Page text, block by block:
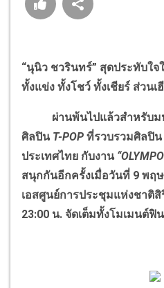
“นุนิว ชวรินทร์” สุดประทับใจ
ทั้งแข่ง ทั้งโชว์ ทั้งเชียร์ ส่วนเ
ผ่านพ้นไปแล้วสำหรับมห
ศิลปิน T-POP ที่รวบรวมศิลปิน
ประเทศไทย กับงาน
สนุกกันอีกครั้งเมื่อวันที่ 9 พฤ
เอสศูนย์การประชุมแห่งชาติ
23:00 น. จัดเต็มทั้งโมเมนต์ฟิ